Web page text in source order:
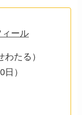
ール
たる）
）